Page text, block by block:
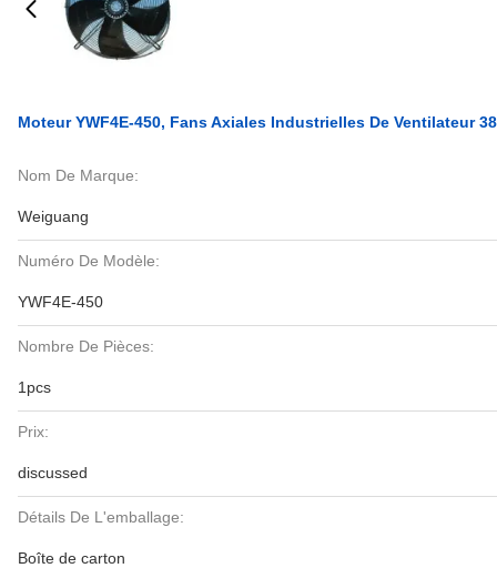
Moteur YWF4E-450, Fans Axiales Industrielles De Ventilateur
Nom De Marque:
Weiguang
Numéro De Modèle:
YWF4E-450
Nombre De Pièces:
1pcs
Prix:
discussed
Détails De L'emballage:
Boîte de carton